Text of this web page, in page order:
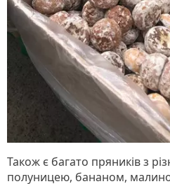
Також є багато пряників з
полуницею, бананом,